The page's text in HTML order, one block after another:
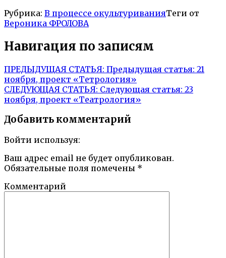
Рубрика: В процессе окультуриванияТеги от
Вероника ФРОЛОВА
Навигация по записям
ПРЕДЫДУЩАЯ СТАТЬЯ: Предыдущая статья: 21
ноября, проект «Тетрология»
СЛЕДУЮЩАЯ СТАТЬЯ: Следующая статья: 23
ноября, проект «Театрология»
Добавить комментарий
Войти используя:
Ваш адрес email не будет опубликован.
Обязательные поля помечены *
Комментарий